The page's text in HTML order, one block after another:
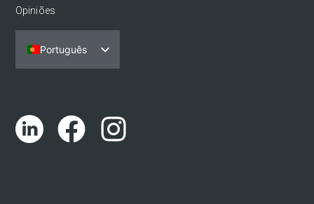
Opiniões
Português
Español
Català
Euskara